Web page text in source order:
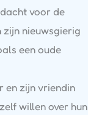
voor de
zijn nieuwsgierig
een oude
en zijn vriendin
willen over hun